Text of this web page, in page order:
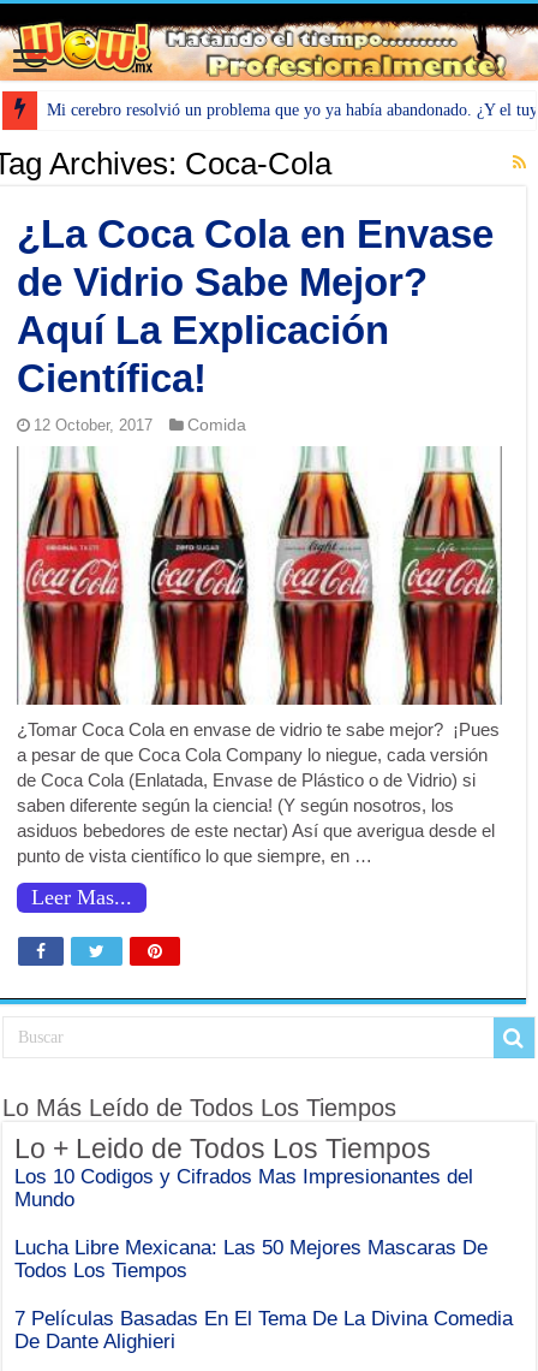
Mi cerebro resolvió un problema que yo ya había abandonado. ¿Y el
Archives: Coca-Cola
¿La Coca Cola en Envase
de Vidrio Sabe Mejor?
Aquí La Explicación
Científica!
12 October, 2017 Comida
¿Tomar Coca Cola en envase de vidrio te sabe mejor? ¡Pues
a pesar de que Coca Cola Company lo niegue, cada versión
de Coca Cola (Enlatada, Envase de Plástico o de Vidrio) si
saben diferente según la ciencia! (Y según nosotros, los
asiduos bebedores de este nectar) Así que averigua desde el
punto de vista científico lo que siempre, en …
Leer Mas...
Lo Más Leído de Todos Los Tiempos
Lo + Leido de Todos Los Tiempos
Los 10 Codigos y Cifrados Mas Impresionantes del
Mundo
Lucha Libre Mexicana: Las 50 Mejores Mascaras De
Todos Los Tiempos
7 Películas Basadas En El Tema De La Divina Comedia
De Dante Alighieri